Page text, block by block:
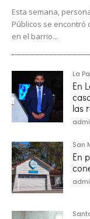
Esta semana,
Públicos se encontró
en el barrio...
La
En
las
San
En